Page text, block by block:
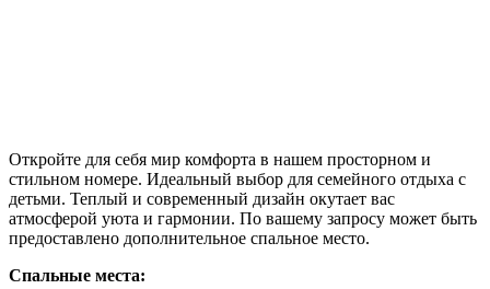
Откройте для себя мир комфорта в нашем просторном и
стильном номере. Идеальный выбор для семейного отдыха с
детьми. Теплый и современный дизайн окутает вас
атмосферой уюта и гармонии. По вашему запросу может быть
предоставлено дополнительное спальное место.
Спальные места: